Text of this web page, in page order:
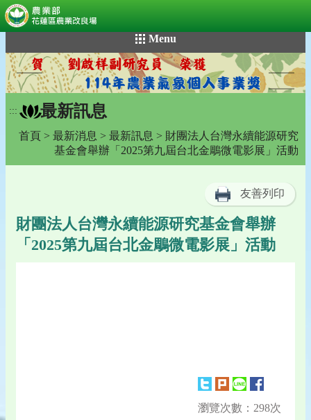
到
主
要
內
容
Menu
::: 最新訊息
首頁 > 最新消息 > 最新訊息 > 財團法人台灣永續能源研究
基金會舉辦「2025第九屆台北金鵰微電影展」活動
友善列印
財團法人台灣永續能源研究基金會舉辦
「2025第九屆台北金鵰微電影展」活動
瀏覽次數：298次